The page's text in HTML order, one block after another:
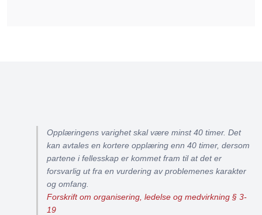
Opplæringens varighet skal være minst 40 timer. Det
kan avtales en kortere opplæring enn 40 timer, dersom
partene i fellesskap er kommet fram til at det er
forsvarlig ut fra en vurdering av problemenes karakter
og omfang.
Forskrift om organisering, ledelse og medvirkning § 3-
19